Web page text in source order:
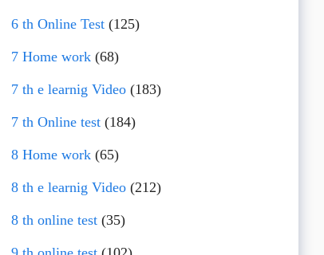
6 th Online Test(125)
7 Home work(68)
7 th e learnig Video(183)
7 th Online test(184)
8 Home work(65)
8 th e learnig Video(212)
8 th online test(35)